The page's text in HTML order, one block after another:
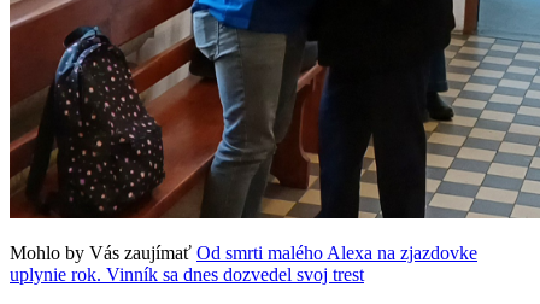
Mohlo by Vás zaujímať Od smrti malého Alexa na zjazdovke
uplynie rok. Vinník sa dnes dozvedel svoj trest